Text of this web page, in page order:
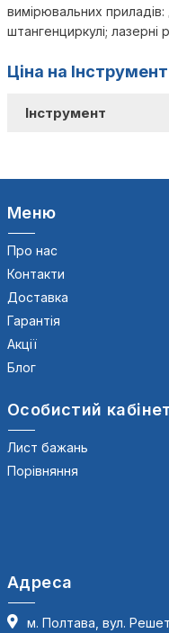
вимірювальних
штангенциркулі; лазерні
Ціна на Інструмент
Інструмент
Меню
Про нас
Контакти
Доставка
Гарантія
Акції
Блог
Особистий
Лист бажань
Порівняння
Адреса
м. Полтава, вул.